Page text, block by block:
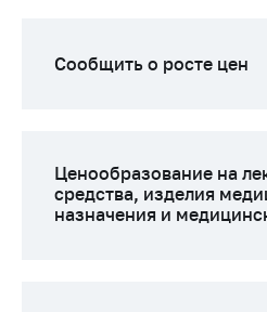
Сообщить о росте цен
Ценообразование на
средства, изделия
назначения и